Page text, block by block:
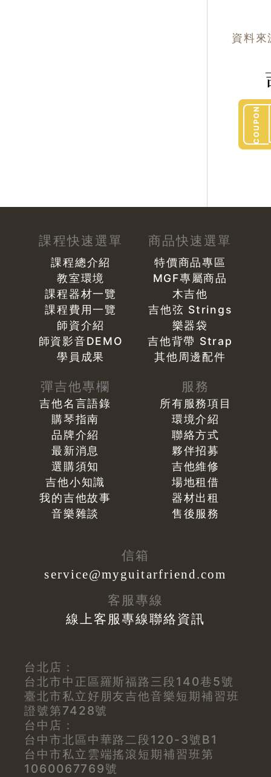
資料
COUPON
課程快速選單
課程總介紹
教室環境
課程器材一覽
課程費用一覽
師資介紹
師資影音DEMO
學員成果
商品快速選單
特價商品專區
MGF專屬商品
木吉他
吉他弦 Strings
樂器袋
吉他背帶 Strap
其他周邊配件
彈吉他專欄
吉他名言語錄
購琴指南
品牌介紹
最新消息
選購須知
吉他小知識
我的吉他故事
音樂雜談
服務
所有服務項目
環境介紹
聯絡方式
夥伴招募
吉他維修
場地租借
器材出租
售後服務
信箱
service@myguitarfriend.com
客服專線
線上客服專線聯絡資訊
台北店：
台北市中正區羅斯福路三段140巷5號
臺北市私立好朋友吉他音樂短期補習班
證號第7428號
台中店：
台中市北區中華路二段120-3號B1
台中市私立雲端搖滾短期補習班第
1060067769號